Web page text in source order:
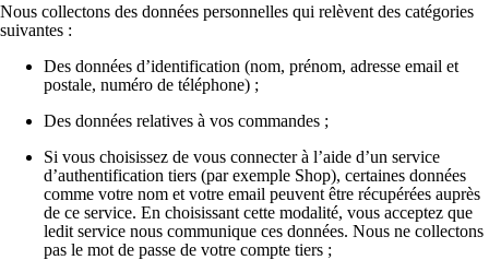
Nous collectons des données personnelles qui relèvent des catégories
suivantes :
Des données d’identification (nom, prénom, adresse email et
postale, numéro de téléphone) ;
Des données relatives à vos commandes ;
Si vous choisissez de vous connecter à l’aide d’un service
d’authentification tiers (par exemple Shop), certaines données
comme votre nom et votre email peuvent être récupérées auprès
de ce service. En choisissant cette modalité, vous acceptez que
ledit service nous communique ces données. Nous ne collectons
pas le mot de passe de votre compte tiers ;